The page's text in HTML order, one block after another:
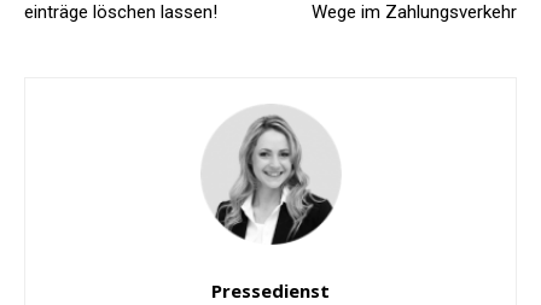
einträge löschen lassen!
Wege im Zahlungsverkehr
Pressedienst